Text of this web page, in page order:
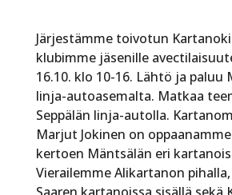
Järjestämme toivotun
klubimme jäsenille
16.10. klo 10-16. Lähtö ja paluu
linja-autoasemalta. Matkaa
Seppälän linja-autolla.
Marjut Jokinen on
kertoen Mäntsälän eri
Vierailemme Alikartanon